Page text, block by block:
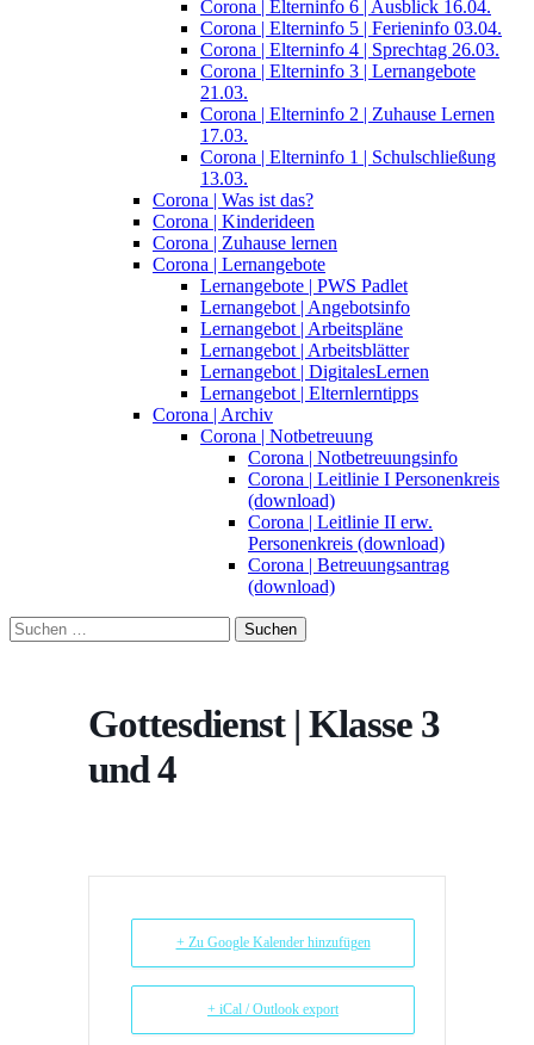
Corona | Elterninfo 6 | Ausblick 16.04.
Corona | Elterninfo 5 | Ferieninfo 03.04.
Corona | Elterninfo 4 | Sprechtag 26.03.
Corona | Elterninfo 3 | Lernangebote
21.03.
Corona | Elterninfo 2 | Zuhause Lernen
17.03.
Corona | Elterninfo 1 | Schulschließung
13.03.
Corona | Was ist das?
Corona | Kinderideen
Corona | Zuhause lernen
Corona | Lernangebote
Lernangebote | PWS Padlet
Lernangebot | Angebotsinfo
Lernangebot | Arbeitspläne
Lernangebot | Arbeitsblätter
Lernangebot | DigitalesLernen
Lernangebot | Elternlerntipps
Corona | Archiv
Corona | Notbetreuung
Corona | Notbetreuungsinfo
Corona | Leitlinie I Personenkreis
(download)
Corona | Leitlinie II erw.
Personenkreis (download)
Corona | Betreuungsantrag
(download)
Suchen
nach:
Gottesdienst | Klasse 3
und 4
+ Zu Google Kalender hinzufügen
+ iCal / Outlook export